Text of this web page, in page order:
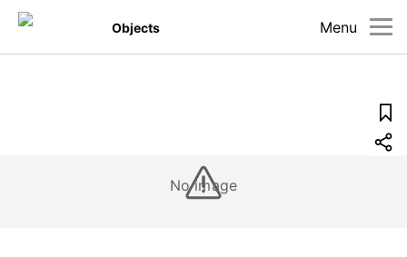
Menu
Objects
No image